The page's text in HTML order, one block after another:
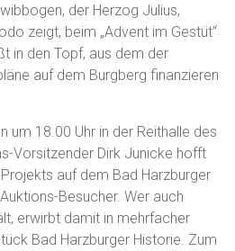
der Herzog Julius,
zeigt, beim „Advent im Gestüt“
in den Topf, aus dem der
auf dem Burgberg finanzieren
um 18.00 Uhr in der Reithalle des
Vorsitzender Dirk Junicke hofft
auf dem Bad Harzburger
Besucher. Wer auch
erwirbt damit in mehrfacher
Bad Harzburger Historie. Zum